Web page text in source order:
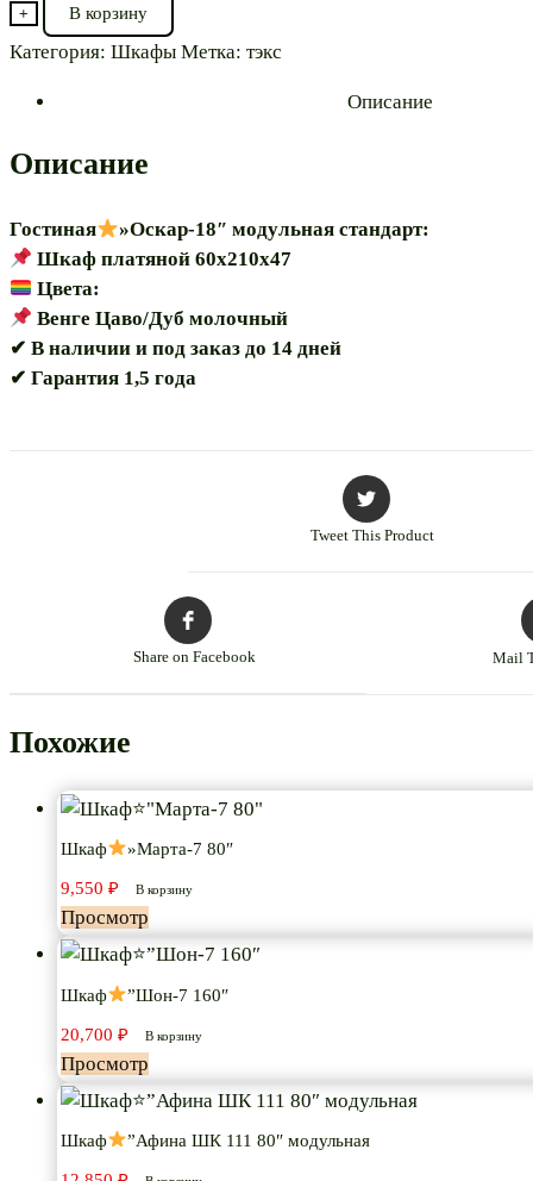
Шкаф
платяной
60"
модульная
+ В корзину
Категория: Шкафы Метка: тэкс
Описание
Описание
Гостиная
»Оскар-18″ модульная стандарт:
Шкаф платяной 60х210х47
Цвета:
Венге Цаво/Дуб молочный
✔ В наличии и под заказ до 14 дней
✔ Гарантия 1,5 года
Tweet This Product
Share on Facebook Mail
Похожие
Шкаф »Марта-7 80″
9,550 ₽ В корзину
Просмотр
Шкаф ”Шон-7 160″
20,700 ₽ В корзину
Просмотр
Шкаф ”Афина ШК 111 80″ модульная